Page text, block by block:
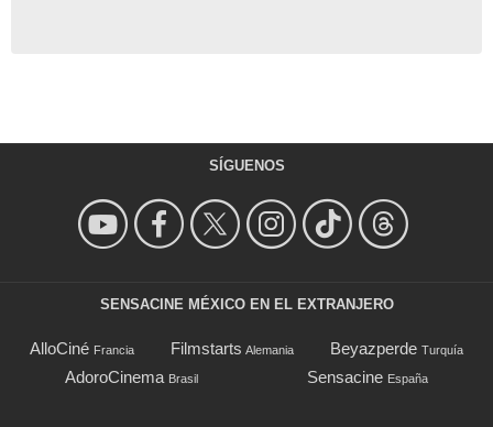
SÍGUENOS
SENSACINE MÉXICO EN EL EXTRANJERO
AlloCiné Francia Filmstarts Alemania Beyazperde Turquía
AdoroCinema Brasil Sensacine España